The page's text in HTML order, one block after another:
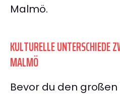
Malmö.
KULTURELLE UNTERSCHIEDE
MALMÖ
Bevor du den großen